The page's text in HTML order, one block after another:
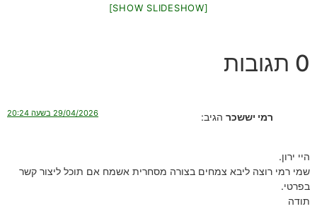
[SHOW SLIDESHOW]
0 תגובות
רמי יששכר הגיב: 29/04/2026 בשעה 20:24
היי ירון.
שמי רמי רוצה ליבא צמחים בצורה מסחרית אשמח אם תוכל ליצור קשר
בפרטי.
תודה